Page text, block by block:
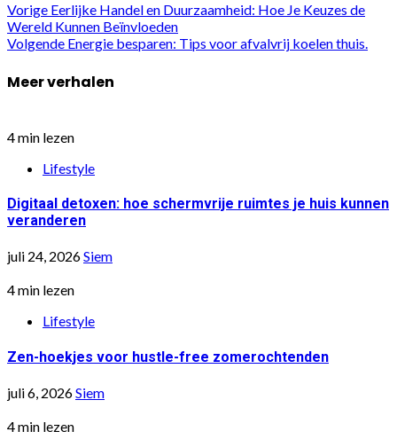
Vorige Eerlijke Handel en Duurzaamheid: Hoe Je Keuzes de
Wereld Kunnen Beïnvloeden
Volgende Energie besparen: Tips voor afvalvrij koelen thuis.
Meer verhalen
4 min lezen
Lifestyle
Digitaal detoxen: hoe schermvrije ruimtes je huis kunnen
veranderen
juli 24, 2026Siem
4 min lezen
Lifestyle
Zen-hoekjes voor hustle-free zomerochtenden
juli 6, 2026Siem
4 min lezen